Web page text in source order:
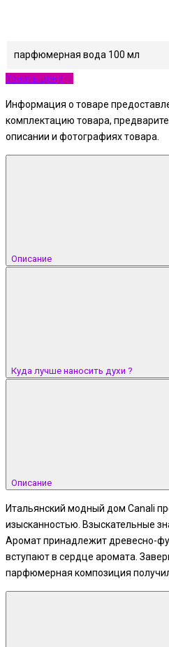
парфюмерная вода 100 мл
Узнать цену
Информация о товаре
комплектацию товара,
описании и фотографиях товара.
Описание
Куда лучше наносить духи ?
Описание
Итальянский модный дом Canali
изысканностью. Взыскательные
Аромат принадлежит древесно-
вступают в сердце аромата.
парфюмерная композиция